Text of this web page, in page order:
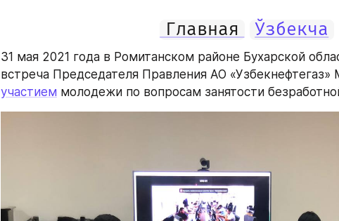
Главная Ўзбекча
31 мая 2021 года в Ромитанском районе Бухарской
участием молодежи по вопросам занятости